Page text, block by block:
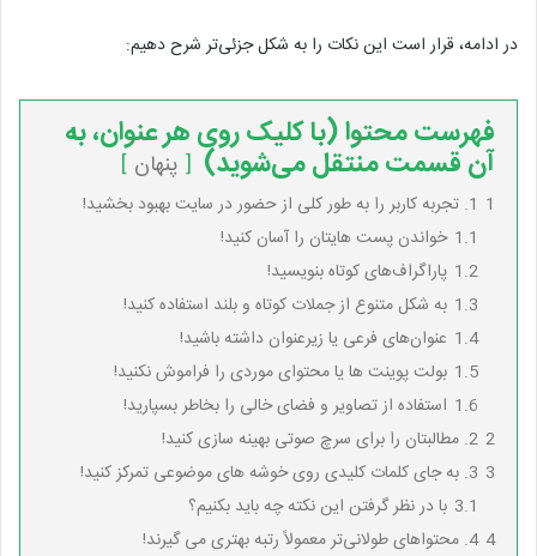
در ادامه، قرار است این نکات را به شکل جزئی‌تر شرح دهیم:
فهرست محتوا (با کلیک روی هر عنوان، به
آن قسمت منتقل می‌شوید) پنهان
1 1. تجربه کاربر را به طور کلی از حضور در سایت بهبود بخشید!
1.1 خواندن پست هایتان را آسان کنید!
1.2 پاراگراف‌های کوتاه بنویسید!
1.3 به شکل متنوع از جملات کوتاه و بلند استفاده کنید!
1.4 عنوان‌های فرعی یا زیرعنوان داشته باشید!
1.5 بولت پوینت ها یا محتوای موردی را فراموش نکنید!
1.6 استفاده از تصاویر و فضای خالی را بخاطر بسپارید!
2 2. مطالبتان را برای سرچ صوتی بهینه سازی کنید!
3 3. به جای کلمات کلیدی روی خوشه های موضوعی تمرکز کنید!
3.1 با در نظر گرفتن این نکته چه باید بکنیم؟
4 4. محتواهای طولانی‌تر معمولاً رتبه بهتری می گیرند!